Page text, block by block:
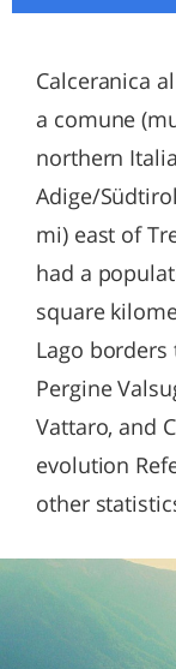
Calceranica
a comune
northern
Adige/
mi) east of
had a
square
Lago
Pergine
Vattaro, and
evolution
other